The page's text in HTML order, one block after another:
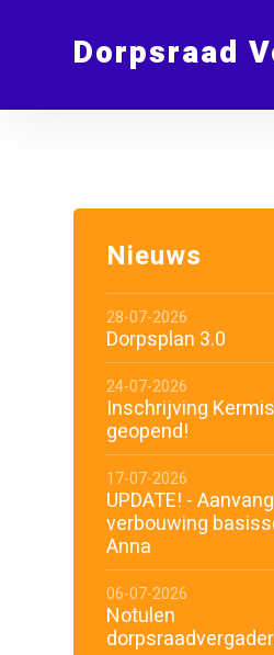
Dorpsraad
Nieuws
28-07-2026
Dorpsplan 3.0
24-07-2026
Inschrijving
geopend!
17-07-2026
UPDATE! - Aanvang
verbouwing
Anna
06-07-2026
Notulen